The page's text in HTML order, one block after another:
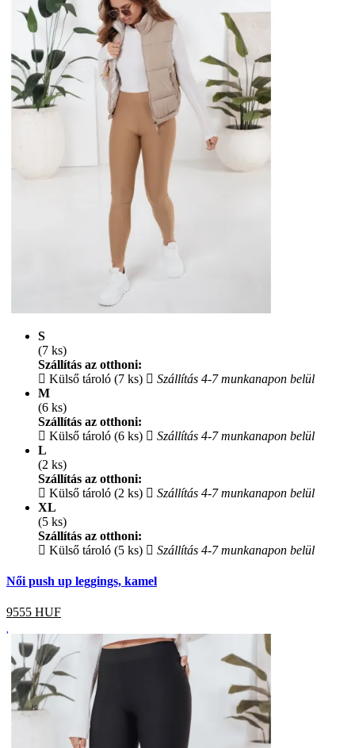
S
(7 ks)
Szállítás az otthoni:
Külső tároló (7 ks)
Szállítás 4-7 munkanapon belül
M
(6 ks)
Szállítás az otthoni:
Külső tároló (6 ks)
Szállítás 4-7 munkanapon belül
L
(2 ks)
Szállítás az otthoni:
Külső tároló (2 ks)
Szállítás 4-7 munkanapon belül
XL
(5 ks)
Szállítás az otthoni:
Külső tároló (5 ks)
Szállítás 4-7 munkanapon belül
Női push up leggings, kamel
9555 HUF